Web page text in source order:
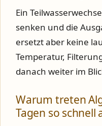
Ein
senken und die
ersetzt aber keine
Temperatur,
danach weiter im
Warum treten
Tagen so schnell